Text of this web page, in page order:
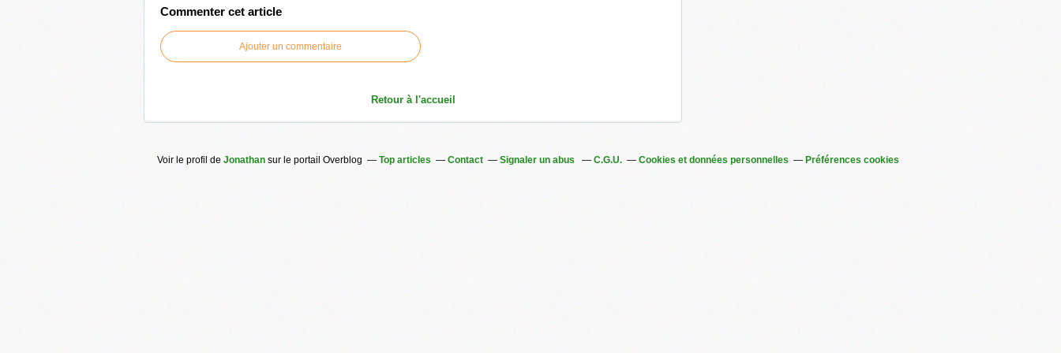
Commenter cet article
Ajouter un commentaire
Retour à l'accueil
Voir le profil de Jonathan sur le portail Overblog Top articles Contact Signaler un abus C.G.U. Cookies et données personnelles Préférences cookies